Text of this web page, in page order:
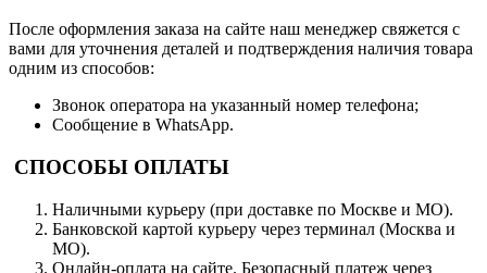
После оформления заказа на сайте наш менеджер свяжется с
вами для уточнения деталей и подтверждения наличия товара
одним из способов:
Звонок оператора на указанный номер телефона;
Сообщение в WhatsApp.
СПОСОБЫ ОПЛАТЫ
Наличными курьеру (при доставке по Москве и МО).
Банковской картой курьеру через терминал (Москва и
МО).
Онлайн-оплата на сайте. Безопасный платеж через